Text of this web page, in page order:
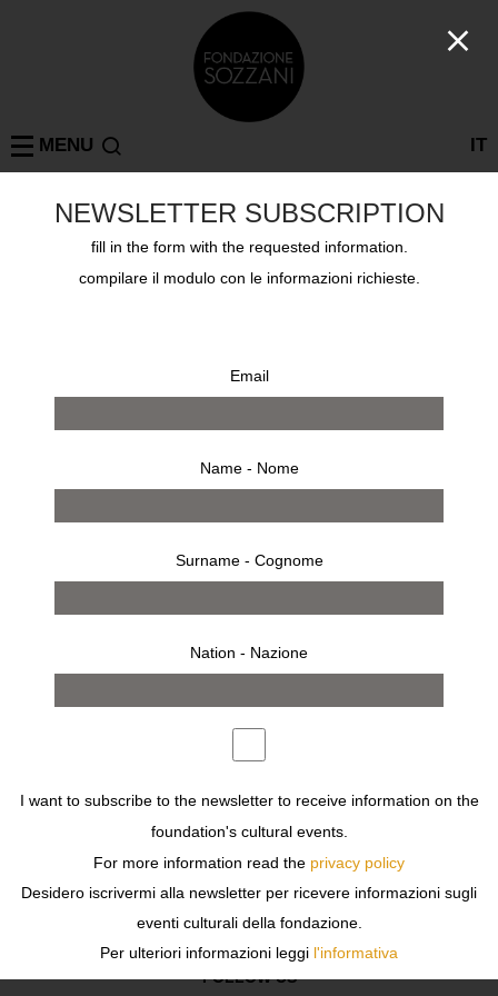
IT
MENU
Collections
FOLLOW US
NEWSLETTER SUBSCRIPTION
fill in the form with the requested information.
compilare il modulo con le informazioni richieste.
Email
Name - Nome
Surname - Cognome
Nation - Nazione
I want to subscribe to the newsletter to receive information on the
foundation's cultural events.
For more information read the privacy policy
Desidero iscrivermi alla newsletter per ricevere informazioni sugli
eventi culturali della fondazione.
Per ulteriori informazioni leggi l'informativa